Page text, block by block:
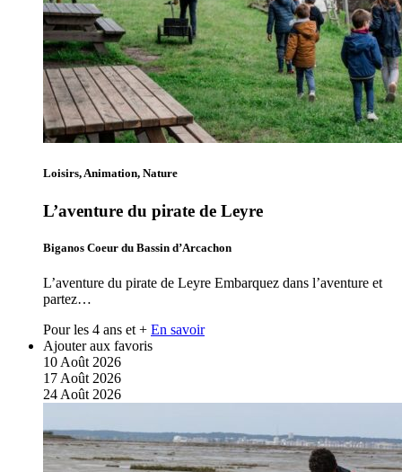
Loisirs, Animation, Nature
L’aventure du pirate de Leyre
Biganos Coeur du Bassin d’Arcachon
L’aventure du pirate de Leyre Embarquez dans l’aventure et
partez…
Pour les 4 ans et + En savoir
Ajouter aux favoris
10 Août 2026
17 Août 2026
24 Août 2026